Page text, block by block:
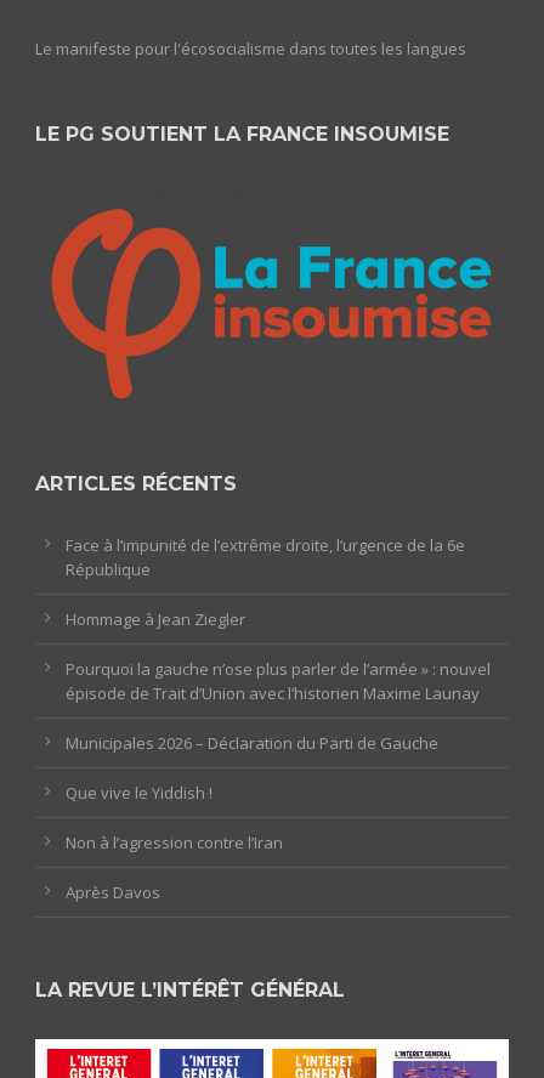
Le manifeste pour l'écosocialisme dans toutes les langues
LE PG SOUTIENT LA FRANCE INSOUMISE
ARTICLES RÉCENTS
Face à l’impunité de l’extrême droite, l’urgence de la 6e
République
Hommage à Jean Ziegler
Pourquoi la gauche n’ose plus parler de l’armée » : nouvel
épisode de Trait d’Union avec l’historien Maxime Launay
Municipales 2026 – Déclaration du Parti de Gauche
Que vive le Yiddish !
Non à l’agression contre l’Iran
Après Davos
LA REVUE L’INTÉRÊT GÉNÉRAL